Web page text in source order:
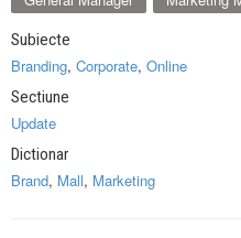
Subiecte
Branding, Corporate, Online
Sectiune
Update
Dictionar
Brand, Mall, Marketing